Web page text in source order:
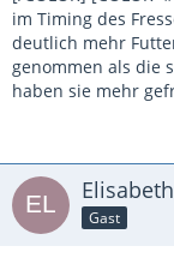
im Timing des
deutlich mehr
genommen als die
haben sie mehr
Elisabeth
Gast